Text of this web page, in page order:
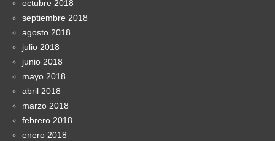
octubre 2018
septiembre 2018
agosto 2018
julio 2018
junio 2018
mayo 2018
abril 2018
marzo 2018
febrero 2018
enero 2018